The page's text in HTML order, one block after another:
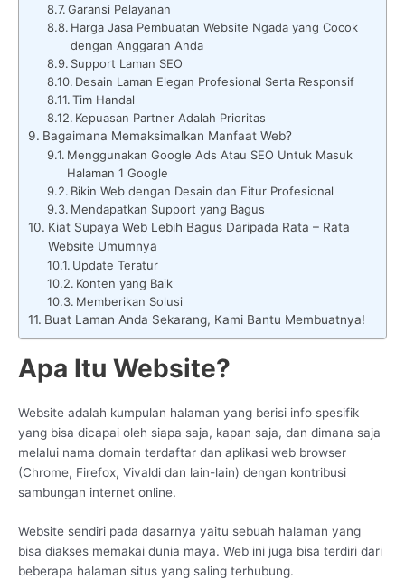
Garansi Pelayanan
Harga Jasa Pembuatan Website Ngada yang Cocok
dengan Anggaran Anda
Support Laman SEO
Desain Laman Elegan Profesional Serta Responsif
Tim Handal
Kepuasan Partner Adalah Prioritas
Bagaimana Memaksimalkan Manfaat Web?
Menggunakan Google Ads Atau SEO Untuk Masuk
Halaman 1 Google
Bikin Web dengan Desain dan Fitur Profesional
Mendapatkan Support yang Bagus
Kiat Supaya Web Lebih Bagus Daripada Rata – Rata
Website Umumnya
Update Teratur
Konten yang Baik
Memberikan Solusi
Buat Laman Anda Sekarang, Kami Bantu Membuatnya!
Apa Itu Website?
Website adalah kumpulan halaman yang berisi info spesifik
yang bisa dicapai oleh siapa saja, kapan saja, dan dimana saja
melalui nama domain terdaftar dan aplikasi web browser
(Chrome, Firefox, Vivaldi dan lain-lain) dengan kontribusi
sambungan internet online.
Website sendiri pada dasarnya yaitu sebuah halaman yang
bisa diakses memakai dunia maya. Web ini juga bisa terdiri dari
beberapa halaman situs yang saling terhubung.